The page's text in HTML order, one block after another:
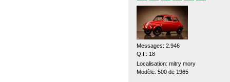
Messages: 2.946
Q.I.: 18
Localisation: mitry mory
Modèle: 500 de 1965